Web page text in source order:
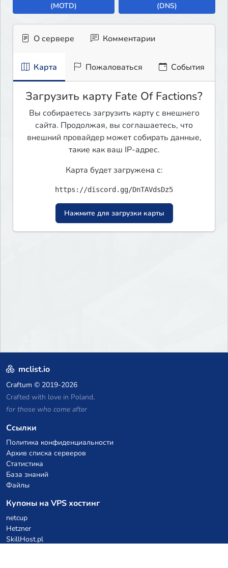
(MOTD)
(DNS)
О сервере Комментарии
Карта Пожаловаться События
Загрузить карту Fate Of Factions?
Вы собираетесь загрузить карту с внешнего
сайта. Продолжая, вы соглашаетесь, что
внешний провайдер может собирать данные,
такие как ваш IP-адрес.
Карта будет загружена с:
https://discord.gg/DnTAVdsDz5
Нажмите для загрузки карты
mclist.io
Craftum © 2019-2026
Crafted with love in Poland,
for those who come after
Ссылки
Политика конфиденциальности
Архив списка серверов
Статистика
База знаний
Файлы
Купоны на VPS хостинг
netcup
Hetzner
SkillHost.pl